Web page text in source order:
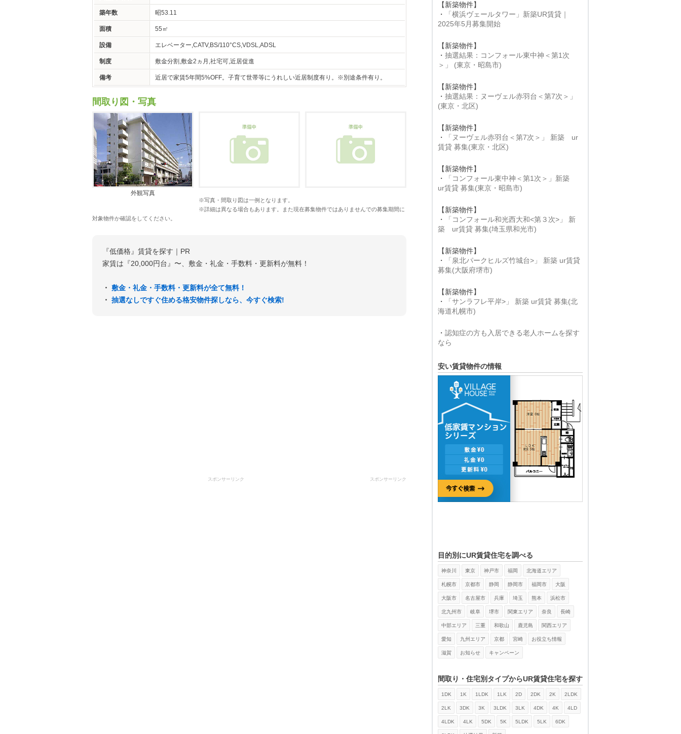
築年数 昭53.11
面積 55㎡
設備 エレベーター,CATV,BS/110°CS,VDSL,ADSL
制度 敷金分割,敷金2ヵ月,社宅可,近居促進
備考 近居で家賃5年間5%OFF。子育て世帯等にうれしい近居制度有り。※別途条件有り。
間取り図・写真
外観写真
※写真・間取り図は一例となります。
※詳細は異なる場合もあります。また現在募集物件ではありませんでの募集期間に
対象物件か確認をしてください。
『低価格』賃貸を探す｜PR
家賃は『20,000円台』〜、敷金・礼金・手数料・更新料が無料！
・ 敷金・礼金・手数料・更新料が全て無料！
・ 抽選なしですぐ住める格安物件探しなら、今すぐ検索!
スポンサーリンク スポンサーリンク
【新築物件】
・
「横浜ヴェールタワー」新築UR賃貸｜
2025年5月募集開始
【新築物件】
・ 抽選結果：コンフォール東中神＜第1次
＞」 (東京・昭島市)
【新築物件】
・ 抽選結果：ヌーヴェル赤羽台＜第7次＞」
(東京・北区)
【新築物件】
・
「ヌーヴェル赤羽台＜第7次＞」 新築 ur
賃貸 募集(東京・北区)
【新築物件】
・
「コンフォール東中神＜第1次＞」新築
ur賃貸 募集(東京・昭島市)
【新築物件】
・
「コンフォール和光西大和<第３次>」 新
築 ur賃貸 募集(埼玉県和光市)
【新築物件】
・
「泉北パークヒルズ竹城台>」 新築 ur賃貸
募集(大阪府堺市)
【新築物件】
・
「サンラフレ平岸>」 新築 ur賃貸 募集(北
海道札幌市)
・ 認知症の方も入居できる老人ホームを探す
なら
安い賃貸物件の情報
目的別にUR賃貸住宅を調べる
神奈川 東京 神戸市 福岡 北海道エリア
札幌市 京都市 静岡 静岡市 福岡市 大阪
大阪市 名古屋市 兵庫 埼玉 熊本 浜松市
北九州市 岐阜 堺市 関東エリア 奈良 長崎
中部エリア 三重 和歌山 鹿児島 関西エリア
愛知 九州エリア 京都 宮崎 お役立ち情報
滋賀 お知らせ キャンペーン
間取り・住宅別タイプからUR賃貸住宅を探す
1DK 1K 1LDK 1LK 2D 2DK 2K 2LDK
2LK 3DK 3K 3LDK 3LK 4DK 4K 4LD
4LDK 4LK 5DK 5K 5LDK 5LK 6DK
検索